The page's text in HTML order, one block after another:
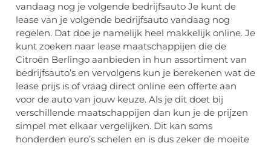
vandaag nog je volgende bedrijfsauto Je kunt de
lease van je volgende bedrijfsauto vandaag nog
regelen. Dat doe je namelijk heel makkelijk online. Je
kunt zoeken naar lease maatschappijen die de
Citroën Berlingo aanbieden in hun assortiment van
bedrijfsauto’s en vervolgens kun je berekenen wat de
lease prijs is of vraag direct online een offerte aan
voor de auto van jouw keuze. Als je dit doet bij
verschillende maatschappijen dan kun je de prijzen
simpel met elkaar vergelijken. Dit kan soms
honderden euro’s schelen en is dus zeker de moeite